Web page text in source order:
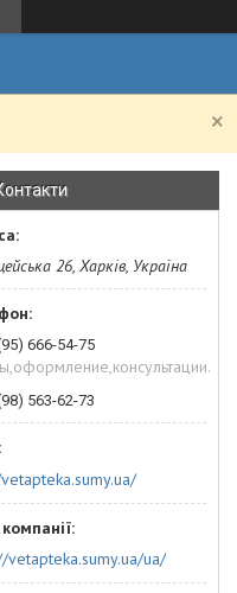
26, Харків, Україна
666-54-75
563-62-73
vetapteka.sumy.ua/ua/